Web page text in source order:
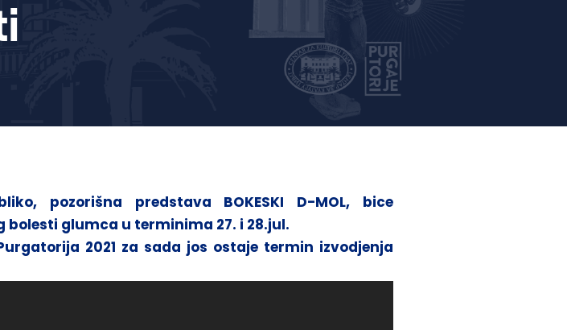
pozorišna predstava BOKESKI D-MOL, bice
bolesti glumca u terminima 27. i 28.jul.
2021 za sada jos ostaje termin izvodjenja